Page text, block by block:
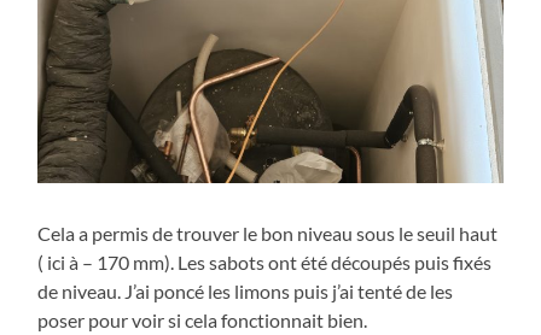
Cela a permis de trouver le bon niveau sous le seuil haut
( ici à – 170 mm). Les sabots ont été découpés puis fixés
de niveau. J’ai poncé les limons puis j’ai tenté de les
poser pour voir si cela fonctionnait bien.